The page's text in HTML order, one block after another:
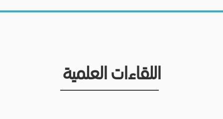
اللقاءات العلمية